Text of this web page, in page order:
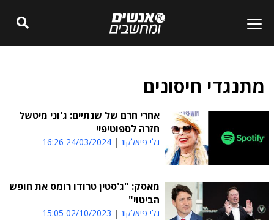
מתנגדי חיסונים
אחרי חרם של שנתיים: ג'וני מיטשל
חזרה לספוטיפיי
גלי פיאלקוב 24/03/2024 16:26
מאסק: "ג'סטין טרודו רומס את חופש
הביטוי"
גלי פיאלקוב 02/10/2023 15:05